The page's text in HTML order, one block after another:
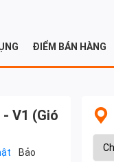
ĐIỂM BÁN HÀNG
- V1 (Gió
Bảo